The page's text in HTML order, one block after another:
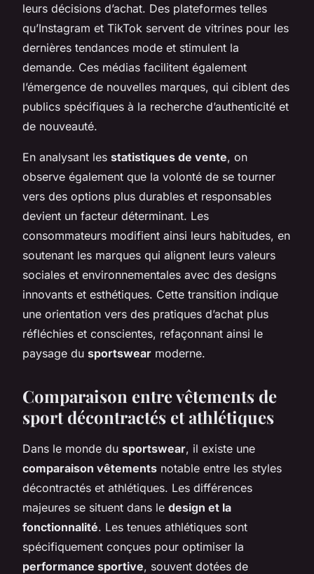
leurs décisions d’achat. Des plateformes telles
qu’Instagram et TikTok servent de vitrines pour les
dernières tendances mode et stimulent la
demande. Ces médias facilitent également
l’émergence de nouvelles marques, qui ciblent des
publics spécifiques à la recherche d’authenticité et
de nouveauté.
En analysant les statistiques de vente, on
observe également que la volonté de se tourner
vers des options plus durables et responsables
devient un facteur déterminant. Les
consommateurs modifient ainsi leurs habitudes, en
soutenant les marques qui alignent leurs valeurs
sociales et environnementales avec des designs
innovants et esthétiques. Cette transition indique
une orientation vers des pratiques d’achat plus
réfléchies et conscientes, refaçonnant ainsi le
paysage du sportswear moderne.
Comparaison entre vêtements de
sport décontractés et athlétiques
Dans le monde du sportswear, il existe une
comparaison vêtements notable entre les styles
décontractés et athlétiques. Les différences
majeures se situent dans le design et la
fonctionnalité. Les tenues athlétiques sont
spécifiquement conçues pour optimiser la
performance sportive, souvent dotées de